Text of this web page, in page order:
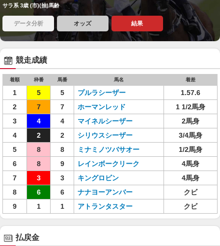
サラ系 3歳 (市)(抽)馬齢
データ分析 オッズ 結果
競走成績
着順 枠番 馬番 馬名 着差
1 5 5 プルラシーザー
1.57.6
2
7 7 ホーマンレッド
1 1/2馬身
3
4 4 マイネルシーザー
2馬身
4
2 2 シリウスシーザー
3/4馬身
5
8 8 ミナミノツバサオー
1/2馬身
6
8 9 レインボークリーク
4馬身
7
3 3 キングロビン
4馬身
8
6 6 ナナヨーアンバー
クビ
9
1 1 アトランタスター クビ
払戻金